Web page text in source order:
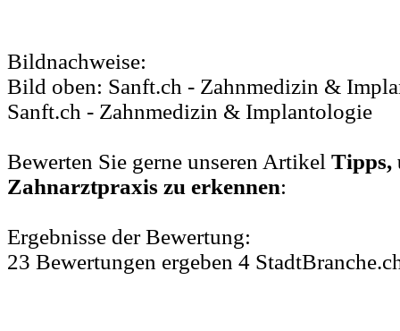
Bildnachweise:
Bild oben: Sanft.ch - Zahnmedizin &
Sanft.ch - Zahnmedizin & Implantologie
Bewerten Sie gerne unseren Artikel Tipps,
Zahnarztpraxis zu erkennen:
Ergebnisse der Bewertung:
23 Bewertungen ergeben 4